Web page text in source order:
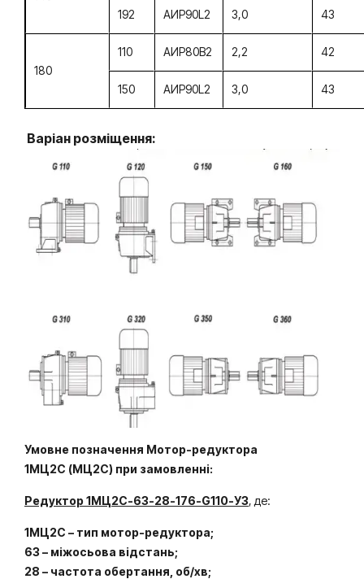
192 АИР90L2 3,0 43
180
110 АИР80В2 2,2 42
150 АИР90L2 3,0 43
Варіан розміщення:
Умовне позначення Мотор-редуктора
1МЦ2С (МЦ2С) при замовленні:
Редуктор 1МЦ2С-63-28-176-G110-У3, де:
1МЦ2С – тип мотор-редуктора;
63 – міжосьова відстань;
28 – частота обертання, об/хв;